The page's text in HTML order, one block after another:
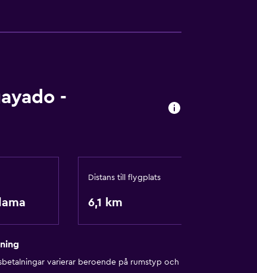
-
Distans till flygplats
6,1 km
varierar beroende på rumstyp och